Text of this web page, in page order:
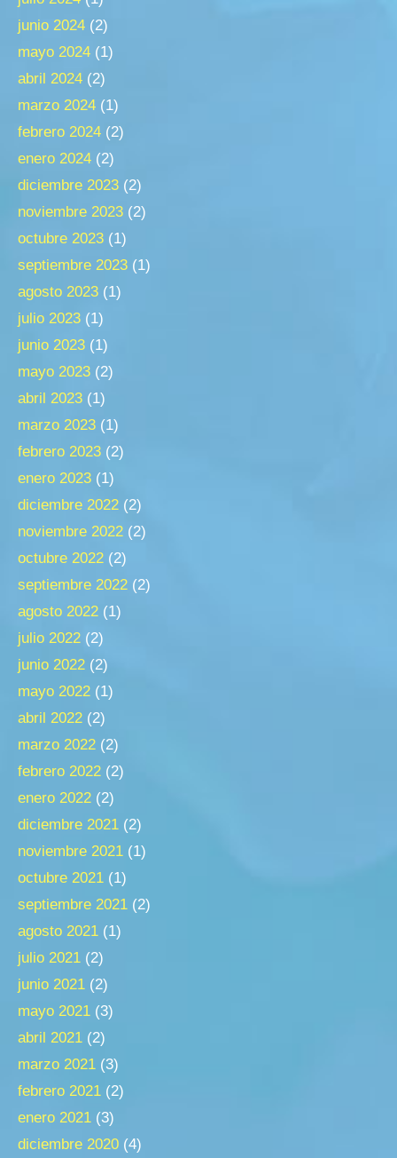
junio 2024 (2)
mayo 2024 (1)
abril 2024 (2)
marzo 2024 (1)
febrero 2024 (2)
enero 2024 (2)
diciembre 2023 (2)
noviembre 2023 (2)
octubre 2023 (1)
septiembre 2023 (1)
agosto 2023 (1)
julio 2023 (1)
junio 2023 (1)
mayo 2023 (2)
abril 2023 (1)
marzo 2023 (1)
febrero 2023 (2)
enero 2023 (1)
diciembre 2022 (2)
noviembre 2022 (2)
octubre 2022 (2)
septiembre 2022 (2)
agosto 2022 (1)
julio 2022 (2)
junio 2022 (2)
mayo 2022 (1)
abril 2022 (2)
marzo 2022 (2)
febrero 2022 (2)
enero 2022 (2)
diciembre 2021 (2)
noviembre 2021 (1)
octubre 2021 (1)
septiembre 2021 (2)
agosto 2021 (1)
julio 2021 (2)
junio 2021 (2)
mayo 2021 (3)
abril 2021 (2)
marzo 2021 (3)
febrero 2021 (2)
enero 2021 (3)
diciembre 2020 (4)